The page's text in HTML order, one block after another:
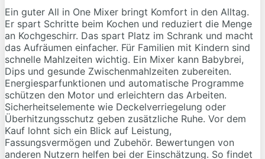
Ein guter All in One Mixer bringt Komfort in den Alltag.
Er spart Schritte beim Kochen und reduziert die Menge
an Kochgeschirr. Das spart Platz im Schrank und macht
das Aufräumen einfacher. Für Familien mit Kindern sind
schnelle Mahlzeiten wichtig. Ein Mixer kann Babybrei,
Dips und gesunde Zwischenmahlzeiten zubereiten.
Energiesparfunktionen und automatische Programme
schützen den Motor und erleichtern das Arbeiten.
Sicherheitselemente wie Deckelverriegelung oder
Überhitzungsschutz geben zusätzliche Ruhe. Vor dem
Kauf lohnt sich ein Blick auf Leistung,
Fassungsvermögen und Zubehör. Bewertungen von
anderen Nutzern helfen bei der Einschätzung. So findet